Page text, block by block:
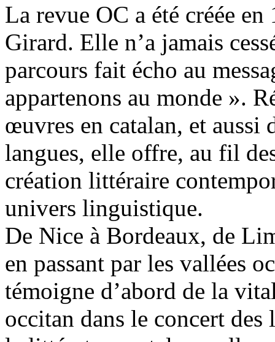
La revue OC a été créée
Girard. Elle n’a jamais
parcours fait écho au
appartenons au monde ».
œuvres en catalan, et aussi
langues, elle offre, au fil
création littéraire
univers linguistique.
De Nice à Bordeaux, de
en passant par les vallées
témoigne d’abord de la
occitan dans le concert